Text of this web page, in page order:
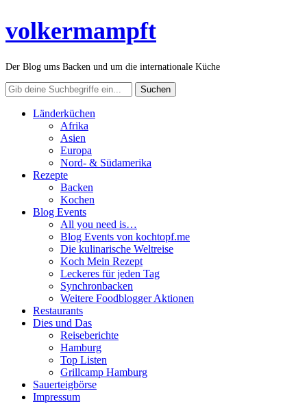
volkermampft
Der Blog ums Backen und um die internationale Küche
Länderküchen
Afrika
Asien
Europa
Nord- & Südamerika
Rezepte
Backen
Kochen
Blog Events
All you need is…
Blog Events von kochtopf.me
Die kulinarische Weltreise
Koch Mein Rezept
Leckeres für jeden Tag
Synchronbacken
Weitere Foodblogger Aktionen
Restaurants
Dies und Das
Reiseberichte
Hamburg
Top Listen
Grillcamp Hamburg
Sauerteigbörse
Impressum